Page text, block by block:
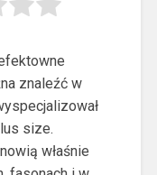
znaleźć w
size.
właśnie